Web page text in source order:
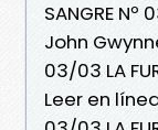
SANGRE Nº
John
03/03 LA
Leer en línea